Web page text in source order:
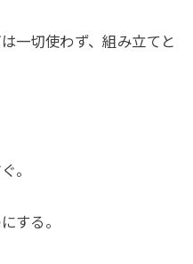
一切使わず、組み立てと
。
する。